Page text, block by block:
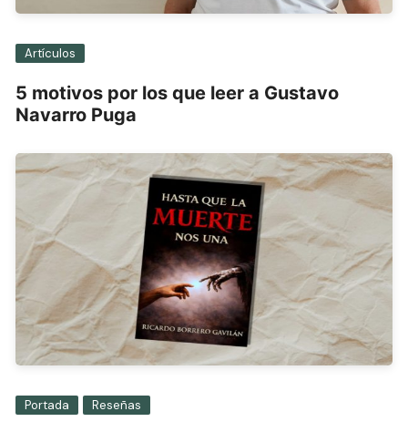
Artículos
5 motivos por los que leer a Gustavo
Navarro Puga
Portada Reseñas